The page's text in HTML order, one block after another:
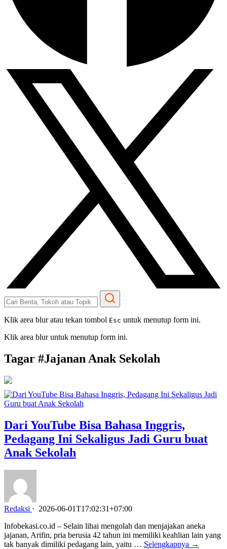
Klik area blur atau tekan tombol Esc untuk menutup form ini.
Klik area blur untuk menutup form ini.
Tagar #Jajanan Anak Sekolah
Dari YouTube Bisa Bahasa Inggris,
Pedagang Ini Sekaligus Jadi Guru buat
Anak Sekolah
Redaksi · 2026-06-01T17:02:31+07:00
Infobekasi.co.id – Selain lihai mengolah dan menjajakan aneka
jajanan, Arifin, pria berusia 42 tahun ini memiliki keahlian lain yang
tak banyak dimiliki pedagang lain, yaitu … Selengkapnya →